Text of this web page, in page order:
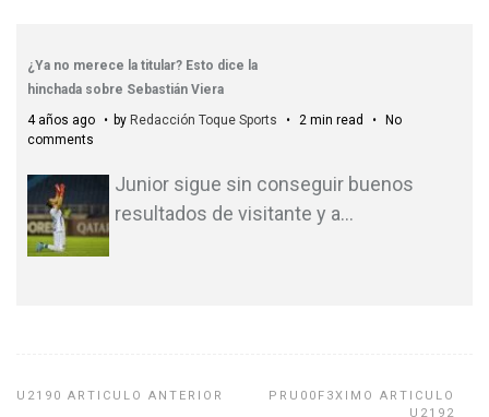
¿Ya no merece la titular? Esto dice la
hinchada sobre Sebastián Viera
4 años ago
by Redacción Toque Sports 2 min read
No
comments
Junior sigue sin conseguir buenos
resultados de visitante y a…